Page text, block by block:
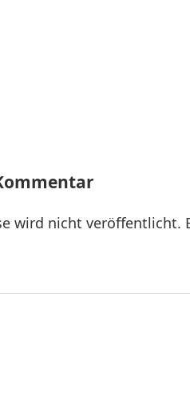
wird nicht veröffentlicht.